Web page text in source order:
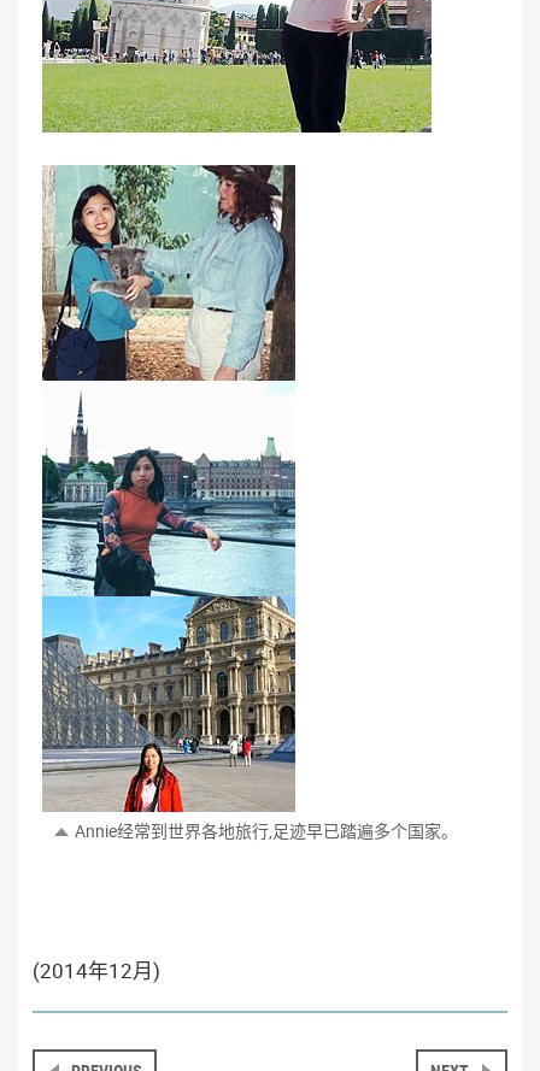
Annie经常到世界各地旅行,足迹早已踏遍多个国家。
(2014年12月)